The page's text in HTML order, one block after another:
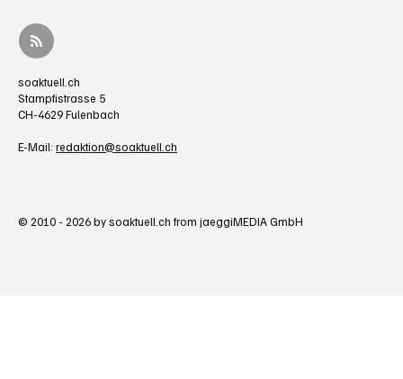
soaktuell.ch
Stampfistrasse 5
CH-4629 Fulenbach
E-Mail: redaktion@soaktuell.ch
© 2010 - 2026 by soaktuell.ch from jaeggiMEDIA GmbH